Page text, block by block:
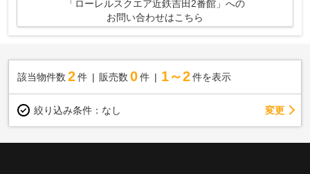
「ローレルスクエア近鉄吉田2番館」への
お問い合わせはこちら
該当物件数 2件 販売数 0 件 1～2 件を表示
絞り込み条件： なし 変更